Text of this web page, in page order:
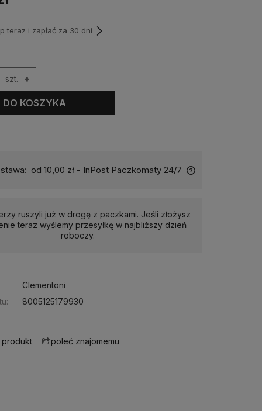
teraz i zapłać za 30 dni
szt. +
DO KOSZYKA
od 10,00 zł - InPost Paczkomaty 24/7
ruszyli już w drogę z paczkami. Jeśli złożysz
teraz wyślemy przesyłkę w najbliższy dzień
roboczy.
Clementoni
8005125179930
produkt poleć znajomemu